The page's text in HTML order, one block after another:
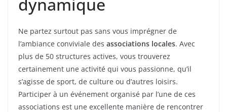
Ne partez surtout pas sans vous imprégner de
l’ambiance conviviale des associations locales. Avec
plus de 50 structures actives, vous trouverez
certainement une activité qui vous passionne, qu’il
s’agisse de sport, de culture ou d’autres loisirs.
Participer à un événement organisé par l’une de ces
associations est une excellente manière de rencontrer